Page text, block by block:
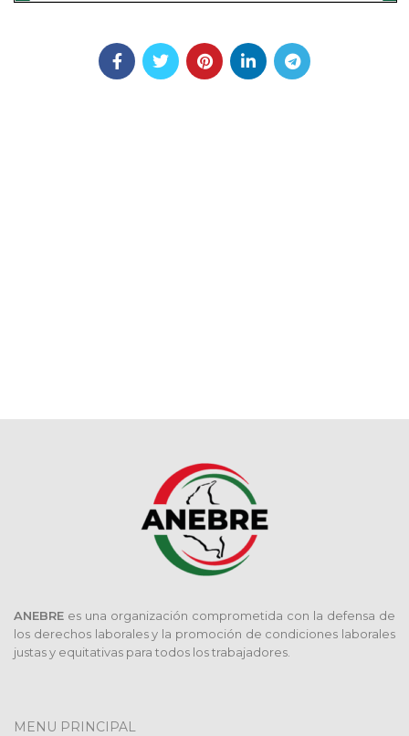
ANEBRE es una organización comprometida con la defensa de
los derechos laborales y la promoción de condiciones laborales
justas y equitativas para todos los trabajadores.
MENU PRINCIPAL